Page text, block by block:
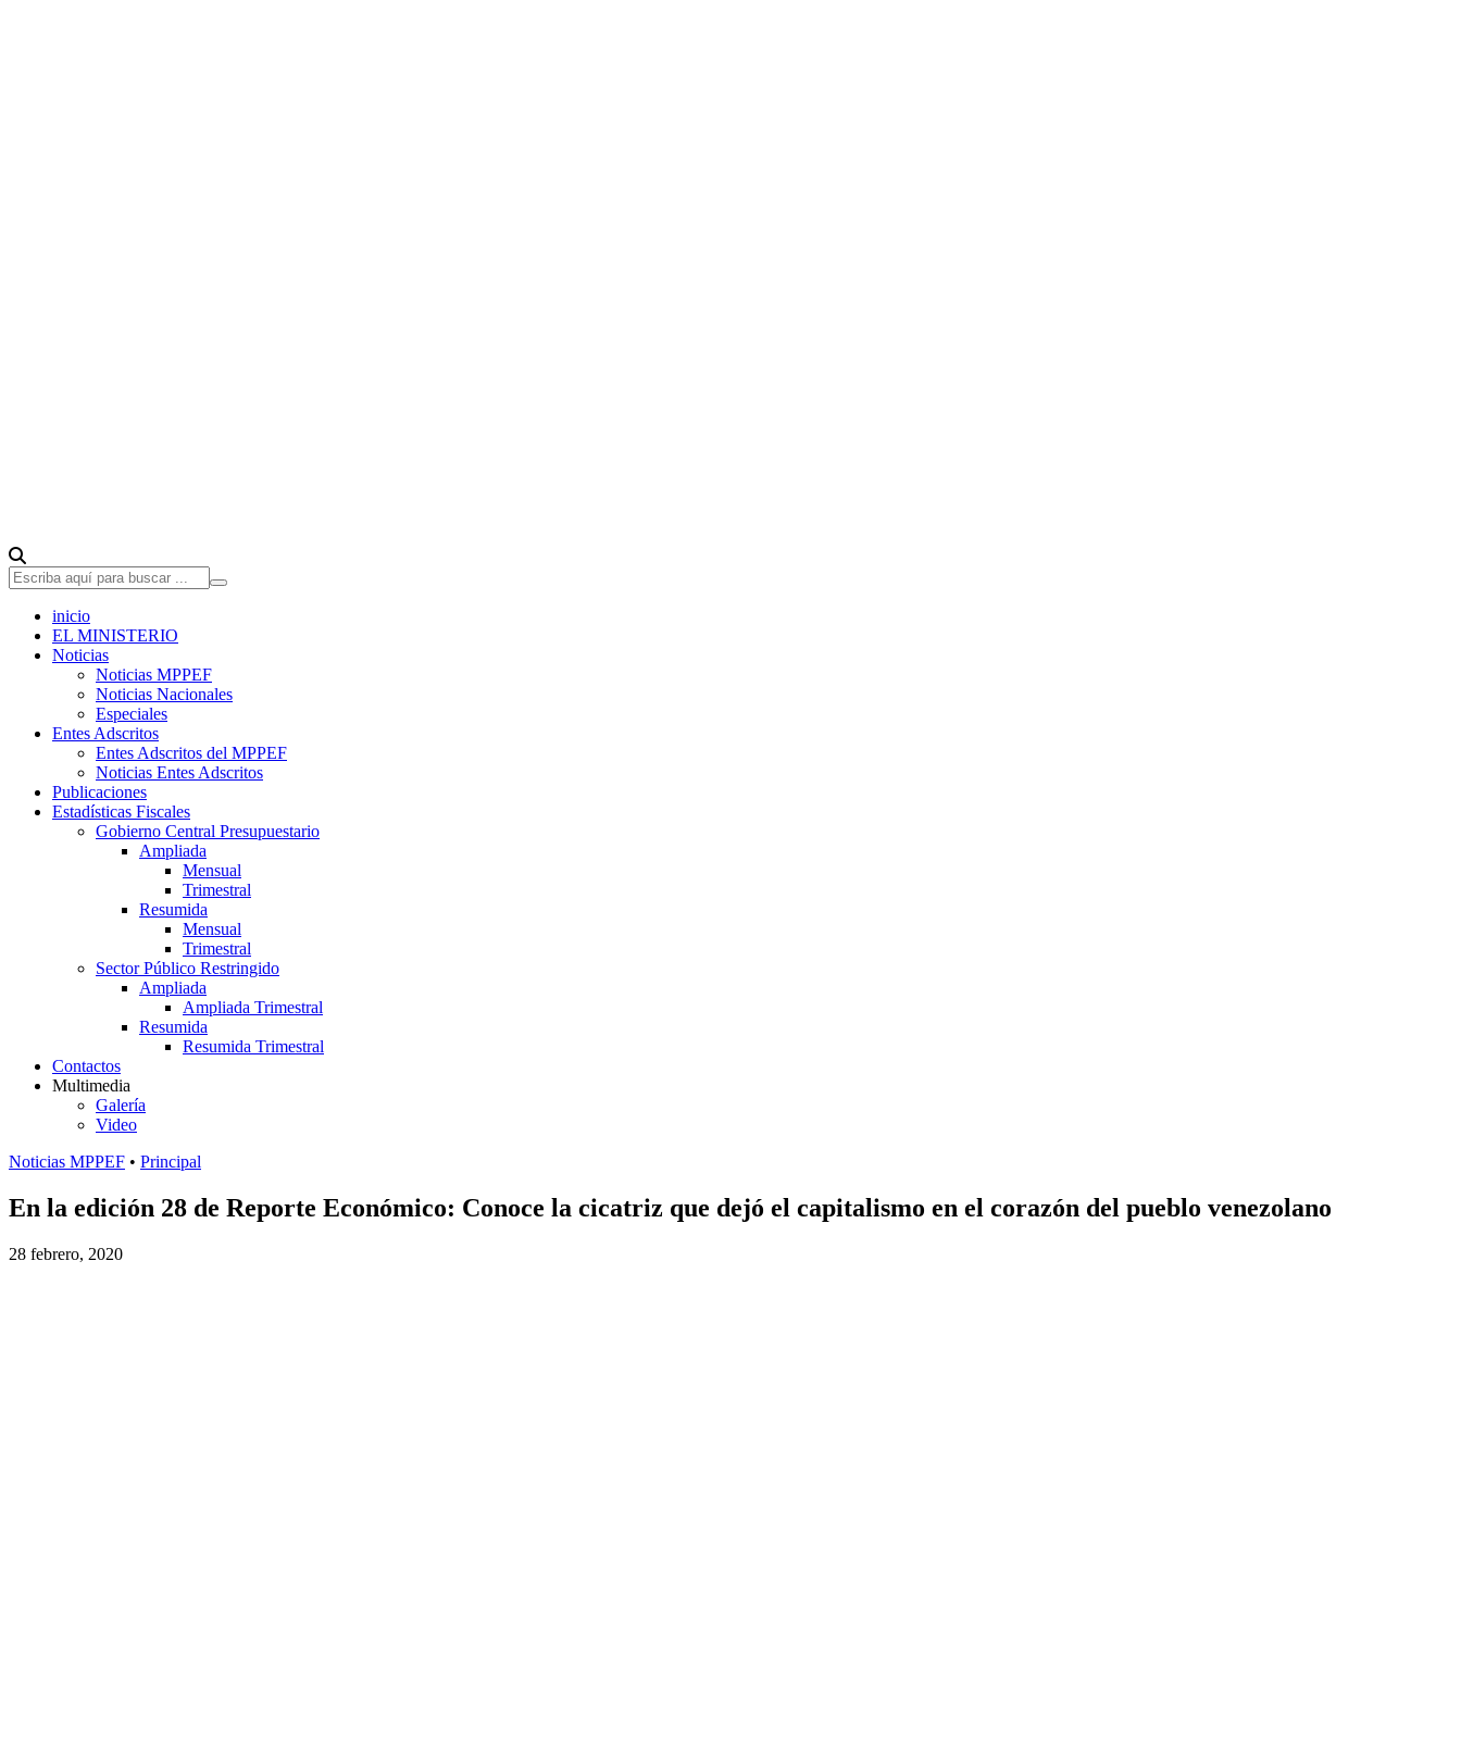
inicio
EL MINISTERIO
Noticias
Noticias MPPEF
Noticias Nacionales
Especiales
Entes Adscritos
Entes Adscritos del MPPEF
Noticias Entes Adscritos
Publicaciones
Estadísticas Fiscales
Gobierno Central Presupuestario
Ampliada
Mensual
Trimestral
Resumida
Mensual
Trimestral
Sector Público Restringido
Ampliada
Ampliada Trimestral
Resumida
Resumida Trimestral
Contactos
Multimedia
Galería
Video
Noticias MPPEF • Principal
En la edición 28 de Reporte Económico: Conoce la cicatriz que dejó el capitalismo en el corazón del pueblo venezolano
28 febrero, 2020